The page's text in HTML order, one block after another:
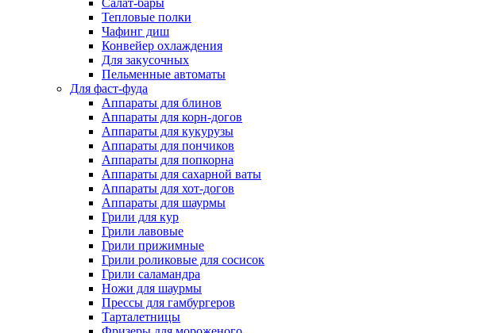
Салат-бары
Тепловые полки
Чафинг диш
Конвейер охлаждения
Для закусочных
Пельменные автоматы
Для фаст-фуда
Аппараты для блинов
Аппараты для корн-догов
Аппараты для кукурузы
Аппараты для пончиков
Аппараты для попкорна
Аппараты для сахарной ваты
Аппараты для хот-догов
Аппараты для шаурмы
Грили для кур
Грили лавовые
Грили прижимные
Грили роликовые для сосисок
Грили саламандра
Ножи для шаурмы
Прессы для гамбургеров
Тарталетницы